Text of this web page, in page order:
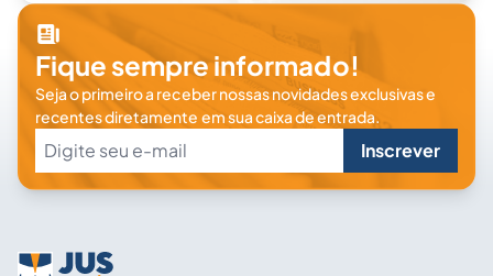
Fique sempre informado!
Seja o primeiro a receber nossas novidades exclusivas e
recentes diretamente em sua caixa de entrada.
Inscrever